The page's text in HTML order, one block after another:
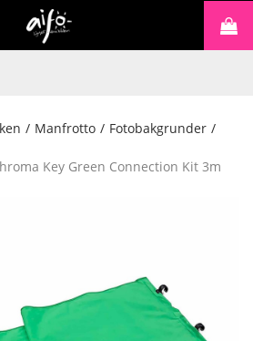
/ Manfrotto / Fotobakgrunder /
Key Green Connection Kit 3m